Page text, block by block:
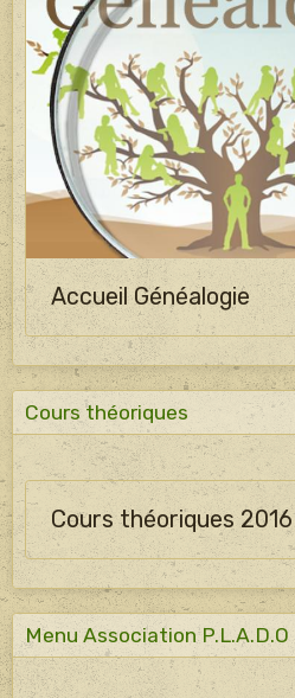
Accueil Généalogie
Cours théoriques
Cours théoriques 2016
Menu Association P.L.A.D.O